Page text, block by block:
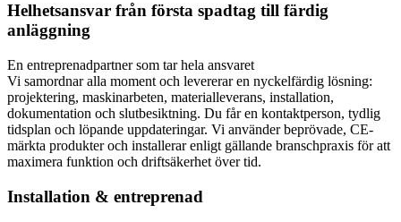
Helhetsansvar från första spadtag till färdig
anläggning
En entreprenadpartner som tar hela ansvaret
Vi samordnar alla moment och levererar en nyckelfärdig lösning:
projektering, maskinarbeten, materialleverans, installation,
dokumentation och slutbesiktning. Du får en kontaktperson, tydlig
tidsplan och löpande uppdateringar. Vi använder beprövade, CE-
märkta produkter och installerar enligt gällande branschpraxis för att
maximera funktion och driftsäkerhet över tid.
Installation & entreprenad